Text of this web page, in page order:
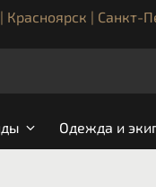
Красноярск | Санкт-
Одежда и